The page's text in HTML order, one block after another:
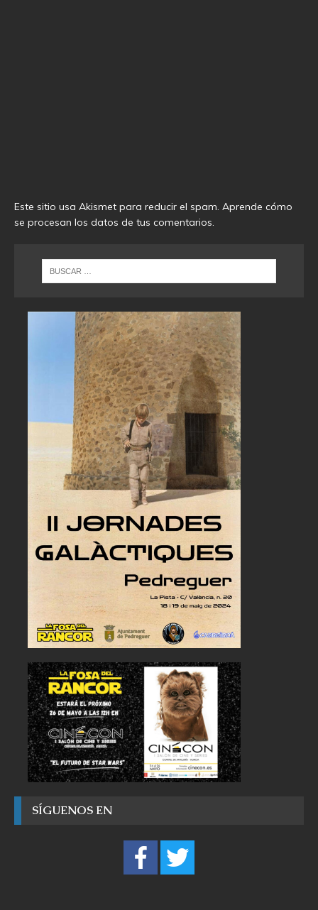
Este sitio usa Akismet para reducir el spam. Aprende cómo
se procesan los datos de tus comentarios.
SÍGUENOS EN